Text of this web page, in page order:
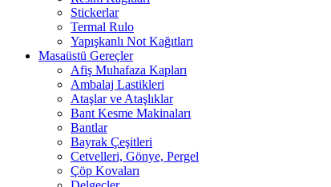
Stickerlar
Termal Rulo
Yapışkanlı Not Kağıtları
Masaüstü Gereçler
Afiş Muhafaza Kapları
Ambalaj Lastikleri
Ataşlar ve Ataşlıklar
Bant Kesme Makinaları
Bantlar
Bayrak Çeşitleri
Cetvelleri, Gönye, Pergel
Çöp Kovaları